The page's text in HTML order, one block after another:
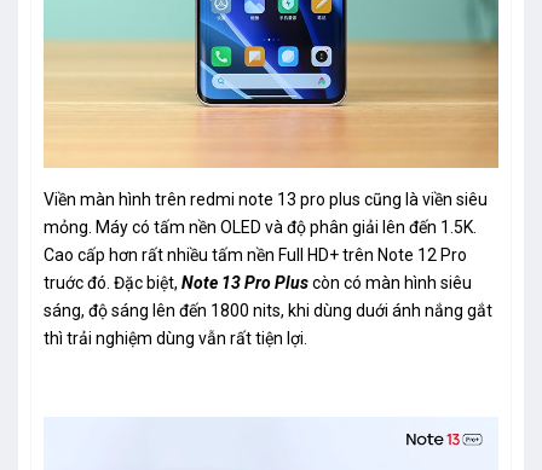
Viền màn hình trên redmi note 13 pro plus cũng là viền siêu
mỏng. Máy có tấm nền OLED và độ phân giải lên đến 1.5K.
Cao cấp hơn rất nhiều tấm nền Full HD+ trên Note 12 Pro
truớc đó. Đặc biệt, Note 13 Pro Pluscòn có màn hình siêu
sáng, độ sáng lên đến 1800 nits, khi dùng duới ánh nắng gắt
thì trải nghiệm dùng vẫn rất tiện lợi.